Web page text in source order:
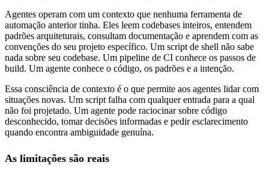
Agentes operam com um contexto que nenhuma ferramenta de
automação anterior tinha. Eles leem codebases inteiros, entendem
padrões arquiteturais, consultam documentação e aprendem com as
convenções do seu projeto específico. Um script de shell não sabe
nada sobre seu codebase. Um pipeline de CI conhece os passos de
build. Um agente conhece o código, os padrões e a intenção.
Essa consciência de contexto é o que permite aos agentes lidar com
situações novas. Um script falha com qualquer entrada para a qual
não foi projetado. Um agente pode raciocinar sobre código
desconhecido, tomar decisões informadas e pedir esclarecimento
quando encontra ambiguidade genuína.
As limitações são reais